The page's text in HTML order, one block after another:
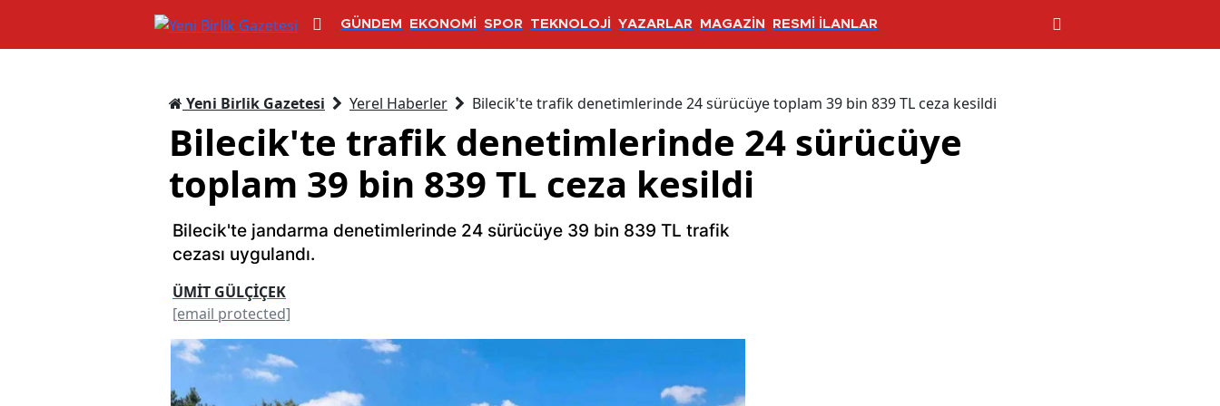
GÜNDEM EKONOMİ SPOR TEKNOLOJİ YAZARLAR MAGAZİN RESMİ İLANLAR
Yeni Birlik Gazetesi Yerel Haberler Bilecik'te trafik denetimlerinde 24 sürücüye toplam 39 bin 839 TL ceza kesildi
Bilecik'te trafik denetimlerinde 24 sürücüye
toplam 39 bin 839 TL ceza kesildi
Bilecik'te jandarma denetimlerinde 24 sürücüye 39 bin 839 TL trafik
cezası uygulandı.
ÜMİT GÜLÇİÇEK
[email protected]